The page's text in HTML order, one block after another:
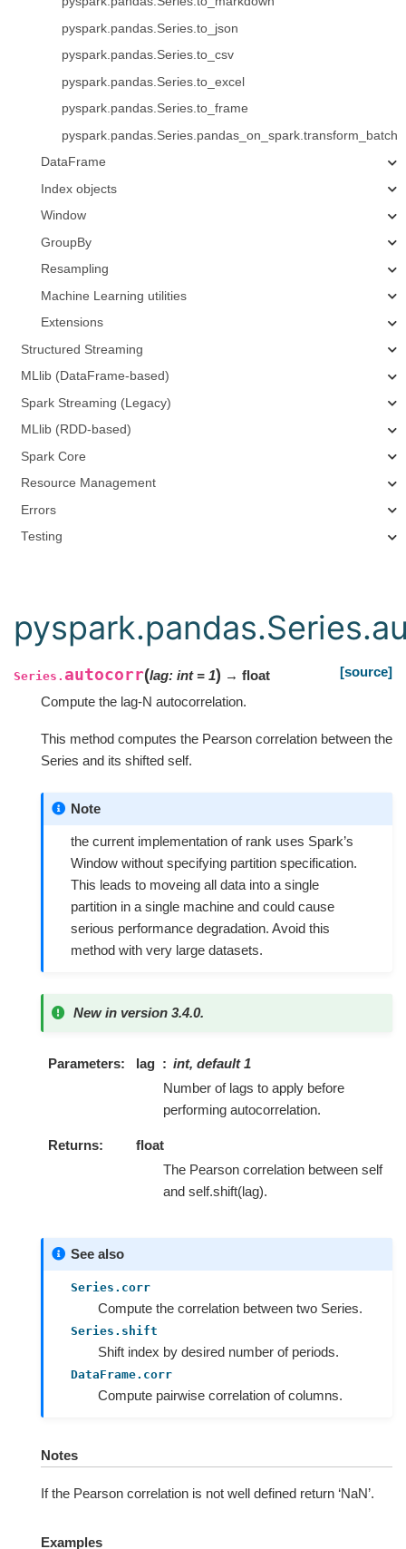
pyspark.pandas.Series.to_json
pyspark.pandas.Series.to_csv
pyspark.pandas.Series.to_excel
pyspark.pandas.Series.to_frame
pyspark.pandas.Series.pandas_on_spark.transform_batch
DataFrame
Index objects
Window
GroupBy
Resampling
Machine Learning utilities
Extensions
Structured Streaming
MLlib (DataFrame-based)
Spark Streaming (Legacy)
MLlib (RDD-based)
Spark Core
Resource Management
Errors
Testing
Series. autocorr(lag: int = 1) → float
[source]
Compute the lag-N autocorrelation.
This method computes the Pearson correlation between the
Series and its shifted self.
Note
the current implementation of rank uses Spark’s
Window without specifying partition specification.
This leads to moveing all data into a single
partition in a single machine and could cause
serious performance degradation. Avoid this
method with very large datasets.
New in version 3.4.0.
Parameters lag
int, default 1
Number of lags to apply before
performing autocorrelation.
Returns
float
The Pearson correlation between self
and self.shift(lag).
See also
Series.corr
Compute the correlation between two Series.
Series.shift
Shift index by desired number of periods.
DataFrame.corr
Compute pairwise correlation of columns.
Notes
If the Pearson correlation is not well defined return ‘NaN’.
Examples